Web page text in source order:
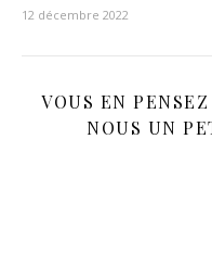
12 décembre 2022
VOUS EN
NOUS UN